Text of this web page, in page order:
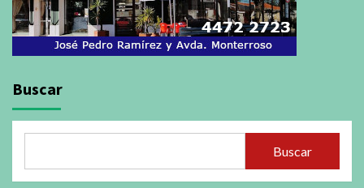
Buscar
Buscar